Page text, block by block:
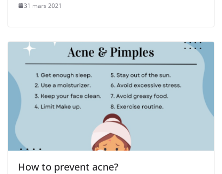
31 mars 2021
How to prevent acne?